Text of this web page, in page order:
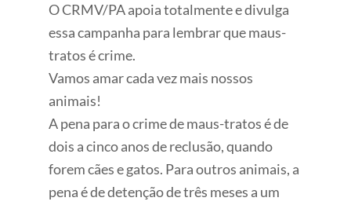
O CRMV/PA apoia totalmente e divulga
essa campanha para lembrar que maus-
tratos é crime.
Vamos amar cada vez mais nossos
animais!
A pena para o crime de maus-tratos é de
dois a cinco anos de reclusão, quando
forem cães e gatos. Para outros animais, a
pena é de detenção de três meses a um